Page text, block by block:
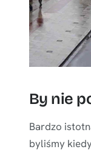
By nie
Bardzo
byliśmy